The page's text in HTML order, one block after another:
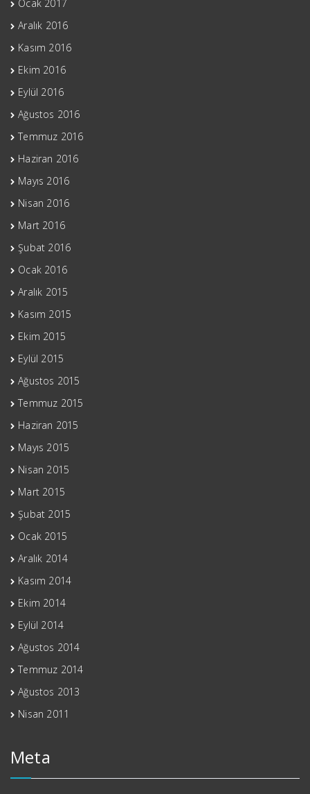
Ocak 2017
Aralık 2016
Kasım 2016
Ekim 2016
Eylül 2016
Ağustos 2016
Temmuz 2016
Haziran 2016
Mayıs 2016
Nisan 2016
Mart 2016
Şubat 2016
Ocak 2016
Aralık 2015
Kasım 2015
Ekim 2015
Eylül 2015
Ağustos 2015
Temmuz 2015
Haziran 2015
Mayıs 2015
Nisan 2015
Mart 2015
Şubat 2015
Ocak 2015
Aralık 2014
Kasım 2014
Ekim 2014
Eylül 2014
Ağustos 2014
Temmuz 2014
Ağustos 2013
Nisan 2011
Meta